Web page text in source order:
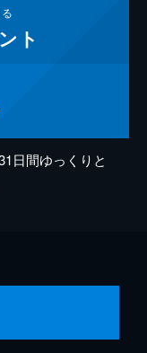
ト
日間ゆっくりと